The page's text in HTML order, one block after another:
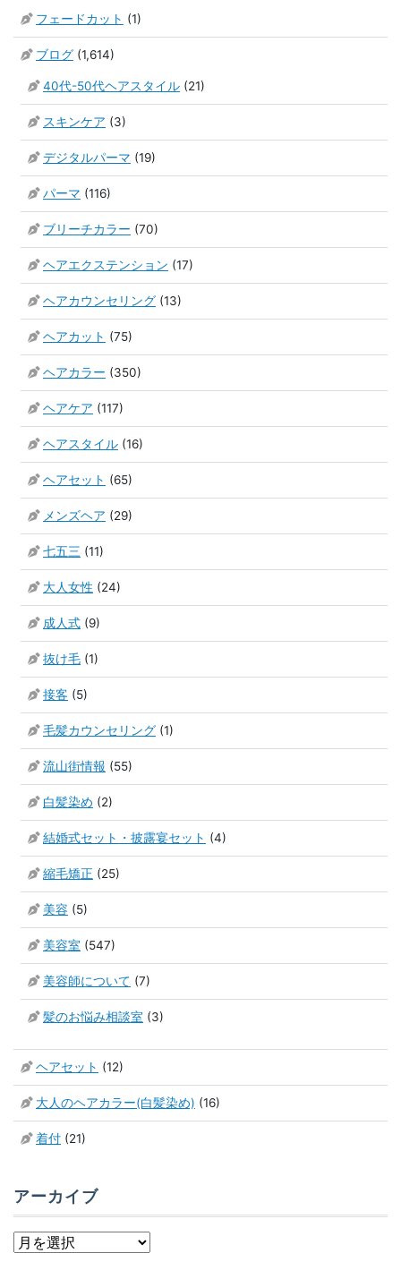
フェードカット (1)
ブログ (1,614)
40代-50代ヘアスタイル (21)
スキンケア (3)
デジタルパーマ (19)
パーマ (116)
ブリーチカラー (70)
ヘアエクステンション (17)
ヘアカウンセリング (13)
ヘアカット (75)
ヘアカラー (350)
ヘアケア (117)
ヘアスタイル (16)
ヘアセット (65)
メンズヘア (29)
七五三 (11)
大人女性 (24)
成人式 (9)
抜け毛 (1)
接客 (5)
毛髪カウンセリング (1)
流山街情報 (55)
白髪染め (2)
結婚式セット・披露宴セット (4)
縮毛矯正 (25)
美容 (5)
美容室 (547)
美容師について (7)
髪のお悩み相談室 (3)
ヘアセット (12)
大人のヘアカラー(白髪染め) (16)
着付 (21)
アーカイブ
ア